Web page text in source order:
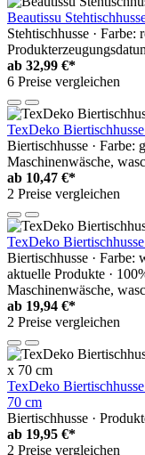
Beautissu
Stehtischhusse · Farbe:
ab 32,99 €*
6 Preise vergleichen
TexDeko
Biertischhusse · Farbe:
Maschinenwäsche,
ab 10,47 €*
2 Preise vergleichen
TexDeko
Biertischhusse · Farbe:
aktuelle Produkte ·
Maschinenwäsche,
ab 19,94 €*
2 Preise vergleichen
TexDeko
70 cm
Biertischhusse ·
ab 19,95 €*
2 Preise vergleichen